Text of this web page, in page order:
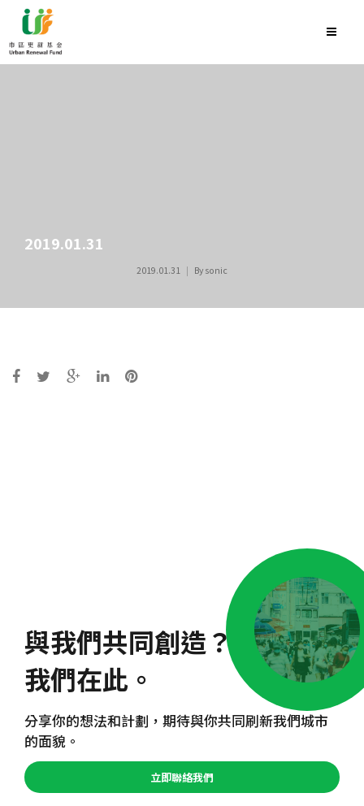
2019.01.31
2019.01.31 By sonic
與我們共同創造？
我們在此。
分享你的想法和計劃，期待與你共同刷新我們城市
的面貌。
立即聯絡我們